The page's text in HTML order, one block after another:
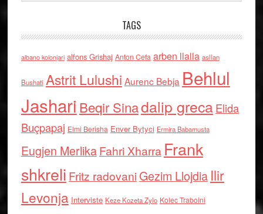
TAGS
albano kolonjari alfons Grishaj Anton Cefa arben llalla asllan
Bushati Astrit Lulushi Aurenc Bebja Behlul
Jashari Beqir Sinadalip grecaElida
Buçpapaj Elmi Berisha Enver Bytyci Ermira Babamusta
Eugjen MerlikaFahri Xharra Frank
shkreli Fritz radovaniGezim Llojdia Ilir
Levonja Interviste Keze Kozeta Zylo Kolec Traboini